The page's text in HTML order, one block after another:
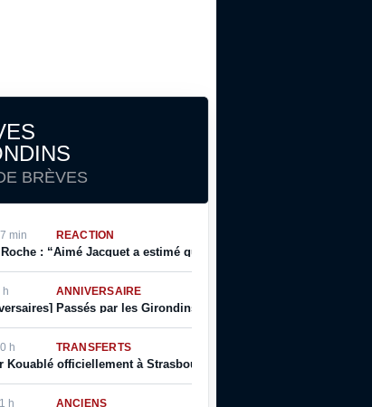
BRÈVES
min RÉACTION
: “Aimé Jacquet a estimé que je n’avais pas le niveau
h ANNIVERSAIRE
Passés par les Girondins, Philippe Lalanne, Gérard
h TRANSFERTS
Kouablé officiellement à Strasbourg
h ANCIENS